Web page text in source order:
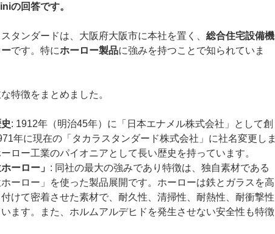
の回答です。
タンダードは、大阪府大阪市に本社を置く、 総合住宅設備機
です。特にホーロー製品に強みを持つことで知られていま
特徴をまとめました。
: 1912年（明治45年）に「日本エナメル株式会社」として創
年に現在の「タカラスタンダード株式会社」に社名変更しま
ロー工業のパイオニアとして長い歴史を持っています。
ーロー」 : 同社の最大の強みであり特徴は、独自素材である
ホーロー」を使った製品展開です。ホーローは鉄とガラスを高
けて密着させた素材で、耐久性、清掃性、耐熱性、耐衝撃性
ます。また、ホルムアルデヒドを発生させない安全性も特徴